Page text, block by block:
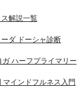
解説一覧
ダ ドーシャ診断
ガ ハーフプライマリー
マインドフルネス入門